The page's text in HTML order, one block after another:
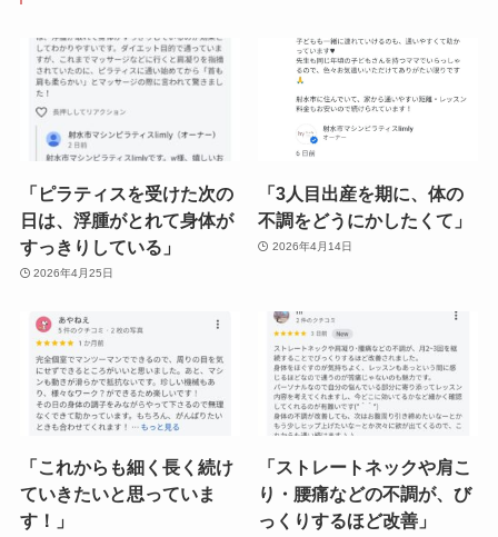
「ピラティスを受けた次の
日は、浮腫がとれて身体が
すっきりしている」
2026年4月25日
「3人目出産を期に、体の
不調をどうにかしたくて」
2026年4月14日
「これからも細く長く続け
ていきたいと思っていま
す！」
「ストレートネックや肩こ
り・腰痛などの不調が、び
っくりするほど改善」